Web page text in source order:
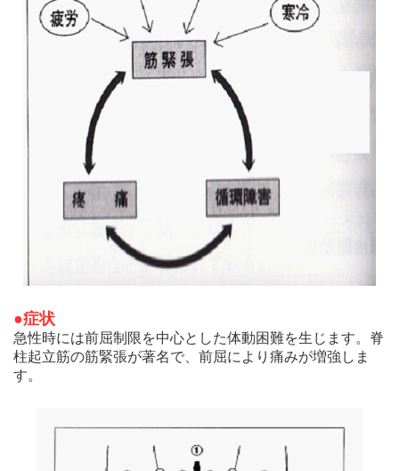
●症状
急性時には前屈制限を中心とした体動困難を生じます。脊
柱起立筋の筋緊張が著名で、前屈により痛みが増強しま
す。